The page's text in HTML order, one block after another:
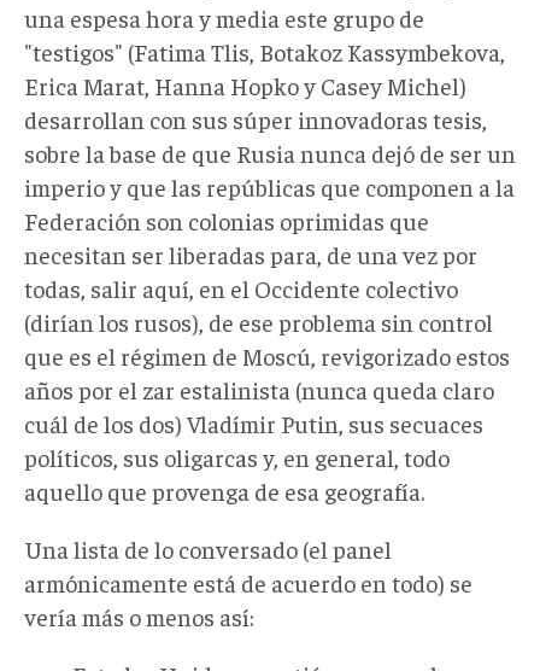
una espesa hora y media este grupo de
"testigos" (Fatima Tlis, Botakoz Kassymbekova,
Erica Marat, Hanna Hopko y Casey Michel)
desarrollan con sus súper innovadoras tesis,
sobre la base de que Rusia nunca dejó de ser un
imperio y que las repúblicas que componen a la
Federación son colonias oprimidas que
necesitan ser liberadas para, de una vez por
todas, salir aquí, en el Occidente colectivo
(dirían los rusos), de ese problema sin control
que es el régimen de Moscú, revigorizado estos
años por el zar estalinista (nunca queda claro
cuál de los dos) Vladímir Putin, sus secuaces
políticos, sus oligarcas y, en general, todo
aquello que provenga de esa geografía.
Una lista de lo conversado (el panel
armónicamente está de acuerdo en todo) se
vería más o menos así: